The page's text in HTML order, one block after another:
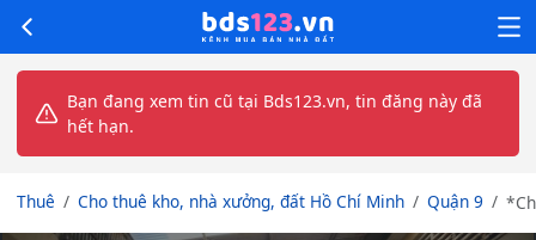
Bạn đang xem tin cũ tại Bds123.vn, tin đăng này đã
hết hạn.
Thuê Cho thuê kho, nhà xưởng, đất Hồ Chí Minh Quận 9